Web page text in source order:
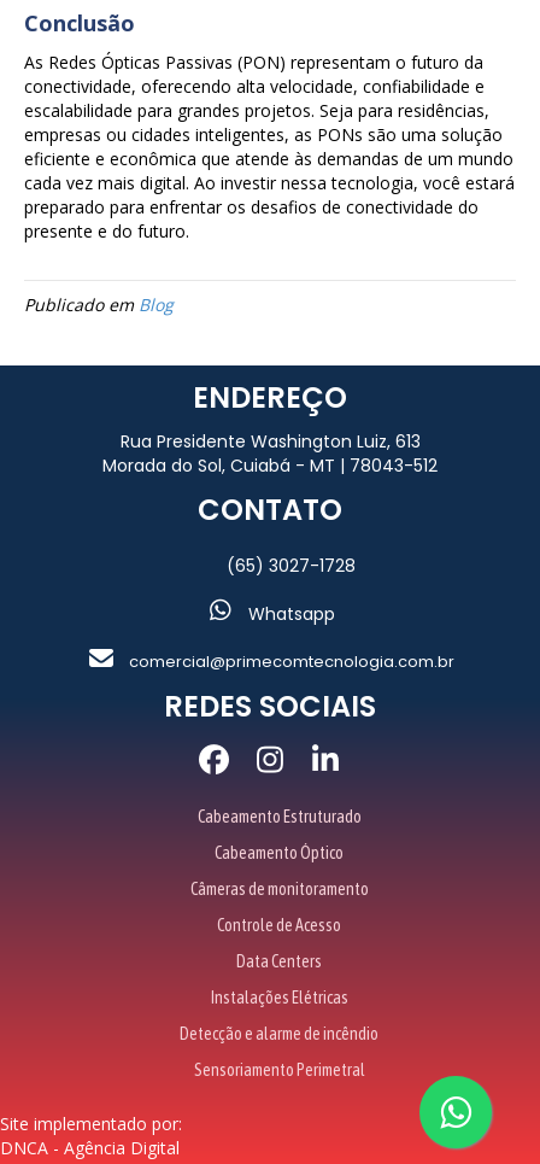
Conclusão
As Redes Ópticas Passivas (PON) representam o futuro da
conectividade, oferecendo alta velocidade, confiabilidade e
escalabilidade para grandes projetos. Seja para residências,
empresas ou cidades inteligentes, as PONs são uma solução
eficiente e econômica que atende às demandas de um mundo
cada vez mais digital. Ao investir nessa tecnologia, você estará
preparado para enfrentar os desafios de conectividade do
presente e do futuro.
Publicado em Blog
ENDEREÇO
Rua Presidente Washington Luiz, 613
Morada do Sol, Cuiabá - MT | 78043-512
CONTATO
(65) 3027-1728
Whatsapp
comercial@primecomtecnologia.com.br
REDES SOCIAIS
Cabeamento Estruturado
Cabeamento Óptico
Câmeras de monitoramento
Controle de Acesso
Data Centers
Instalações Elétricas
Detecção e alarme de incêndio
Sensoriamento Perimetral
Site implementado por:
DNCA - Agência Digital